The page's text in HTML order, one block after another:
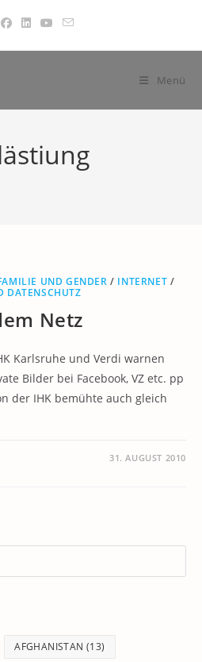
Menü
UND GENDER / INTERNET /
DATENSCHUTZ
Netz
Karlsruhe und Verdi warnen
Bilder bei Facebook, VZ etc. pp
der IHK bemühte auch gleich
31. AUGUST 2010
AFGHANISTAN (13)